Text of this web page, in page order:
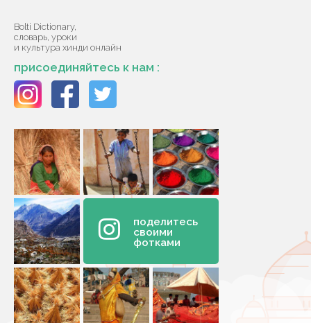
Bolti Dictionary,
словарь, уроки
и культура хинди онлайн
присоединяйтесь к нам :
поделитесь
своими
фотками